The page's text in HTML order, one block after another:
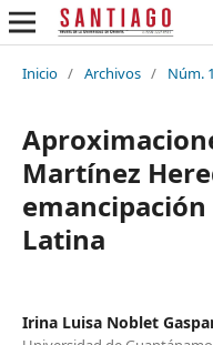
Inicio / Archivos / Núm.
Martínez
Latina
Irina Luisa Noblet